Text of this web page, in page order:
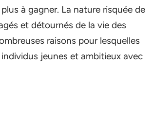
à gagner. La nature risquée de
et détournés de la vie des
raisons pour lesquelles
jeunes et ambitieux avec